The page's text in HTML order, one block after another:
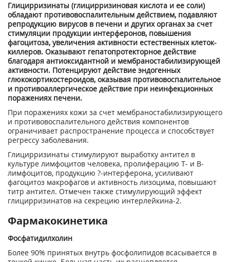
Глицирризинаты (глицирризиновая кислота и ее соли)
обладают противовоспалительным действием, подавляют
репродукцию вирусов в печени и других органах за счет
стимуляции продукции интерферонов, повышения
фагоцитоза, увеличения активности естественных клеток-
киллеров. Оказывают гепатопротекторное действие
благодаря антиоксидантной и мембраностабилизирующей
активности. Потенцируют действие эндогенных
глюкокортикостероидов, оказывая противовоспалительное
и противоаллергическое действие при неинфекционных
поражениях печени.
При поражениях кожи за счет мембраностабилизирующего
и противовоспалительного действия компонентов
ограничивает распространение процесса и способствует
регрессу заболевания.
Глицирризинаты стимулируют выработку антител в
культуре лимфоцитов человека, пролиферацию Т- и В-
лимфоцитов, продукцию ?-интерферона, усиливают
фагоцитоз макрофагов и активность лизоцима, повышают
титр антител. Отмечен также стимулирующий эффект
глицирризинатов на секрецию интерлейкина-2.
Фармакокинетика
Фосфатидилхолин
Более 90% принятых внутрь фосфолипидов всасывается в